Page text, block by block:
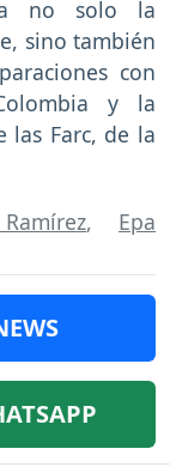
no solo la
sino también
con
y la
Farc, de la
, Epa